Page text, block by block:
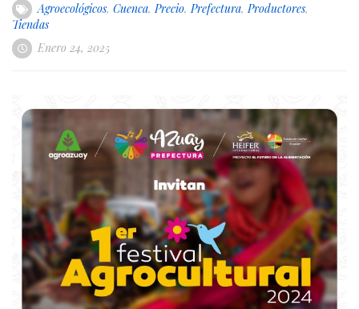
Agroecológicos, Cuenca,Precio,Prefectura,Productores,
Tiendas
Enero 24, 2025